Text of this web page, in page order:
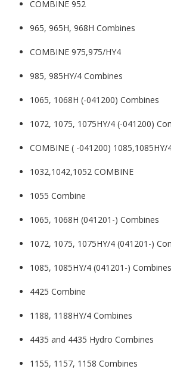
COMBINE 952
965, 965H, 968H Combines
COMBINE 975,975/HY4
985, 985HY/4 Combines
1065, 1068H (-041200) Combines
1072, 1075, 1075HY/4 (-041200)
COMBINE ( -041200) 1085,1085HY/
1032,1042,1052 COMBINE
1055 Combine
1065, 1068H (041201-) Combines
1072, 1075, 1075HY/4 (041201-)
1085, 1085HY/4 (041201-) Combines
4425 Combine
1188, 1188HY/4 Combines
4435 and 4435 Hydro Combines
1155, 1157, 1158 Combines